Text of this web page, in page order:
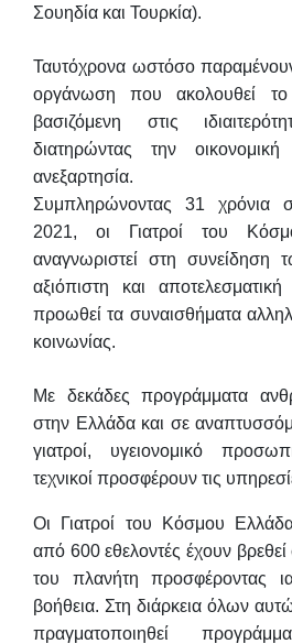
Σουηδία και Τουρκία).
Ταυτόχρονα ωστόσο
οργάνωση που ακολουθεί το
βασιζόμενη στις
διατηρώντας την οικονομική
ανεξαρτησία.
Συμπληρώνοντας 31 χρόνια
2021, οι Γιατροί του
αναγνωριστεί στη συνείδηση
αξιόπιστη και
προωθεί τα συναισθήματα
κοινωνίας.
Με δεκάδες προγράμματα
στην Ελλάδα και σε
γιατροί, υγειονομικό
τεχνικοί προσφέρουν τις
Οι Γιατροί του Κόσμου
από 600 εθελοντές έχουν
του πλανήτη προσφέροντας
βοήθεια. Στη διάρκεια όλων
πραγματοποιηθεί